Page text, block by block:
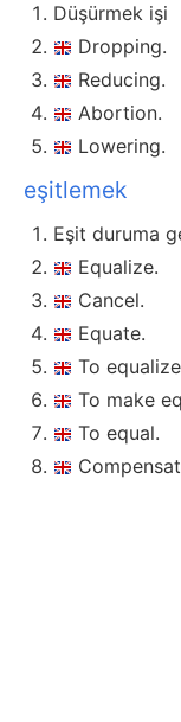
Düşürmek işi
Dropping.
Reducing.
Abortion.
Lowering.
eşitlemek
Eşit duruma
Equalize.
Cancel.
Equate.
To
To make
To equal.